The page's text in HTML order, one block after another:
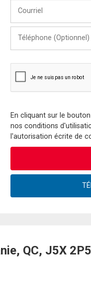
(Optionnel)
En cliquant sur le
nos conditions
l'autorisation écrite de
QC, J5X 2P5